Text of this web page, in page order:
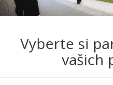
Vyberte si
vašich